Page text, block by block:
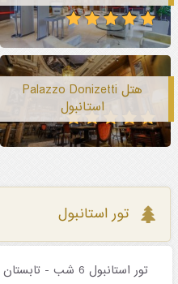
هتل Palazzo Donizetti
استانبول
تور استانبول
تور استانبول 6 شب - تابستان 1405